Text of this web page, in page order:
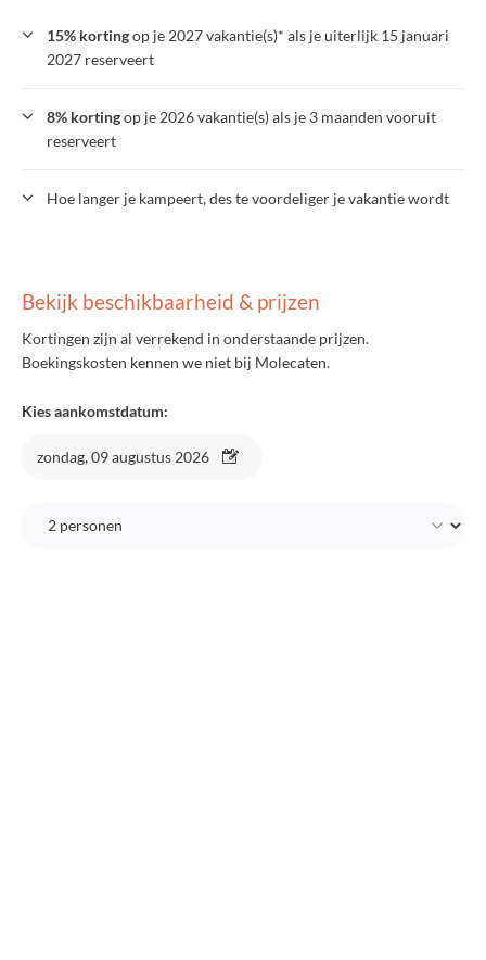
15% kortingop je 2027 vakantie(s)* als je uiterlijk 15 januari
2027 reserveert
8% kortingop je 2026 vakantie(s) als je 3 maanden vooruit
reserveert
Hoe langer je kampeert, des te voordeliger je vakantie wordt
Bekijk beschikbaarheid & prijzen
Kortingen zijn al verrekend in onderstaande prijzen.
Boekingskosten kennen we niet bij Molecaten.
Kies aankomstdatum:
zondag, 09 augustus 2026